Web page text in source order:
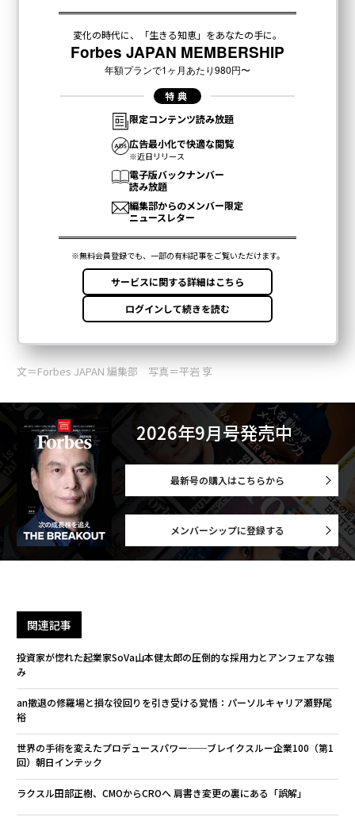
文＝Forbes JAPAN 編集部 写真＝平岩 享
2026年9月号発売中
最新号の購入はこちらから
メンバーシップに登録する
関連記事
投資家が惚れた起業家SoVa山本健太郎の圧倒的な採用力とアンフェアな強
み
an撤退の修羅場と損な役回りを引き受ける覚悟：パーソルキャリア瀬野尾
裕
世界の手術を変えたプロデュースパワー──ブレイクスルー企業100（第1
回）朝日インテック
ラクスル田部正樹、CMOからCROへ 肩書き変更の裏にある「誤解」